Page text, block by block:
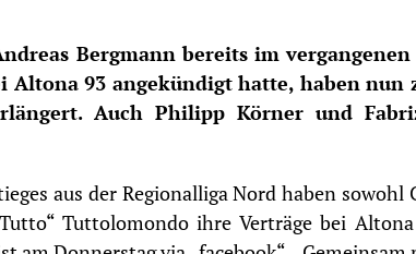
Bergmann bereits im
Altona 93 angekündigt hatte, haben nun
Auch Philipp Körner und
aus der Regionalliga Nord haben sowohl
Tuttolomondo ihre Verträge bei